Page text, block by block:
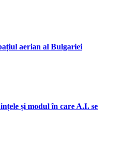
aerian al Bulgariei
și modul în care A.I. se